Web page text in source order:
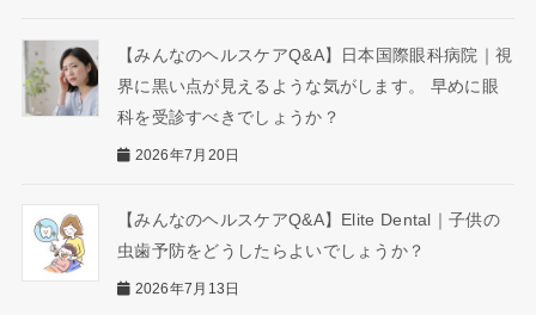
【みんなのヘルスケアQ&A】日本国際眼科病院｜視
界に黒い点が見えるような気がします。 早めに眼
科を受診すべきでしょうか？
2026年7月20日
【みんなのヘルスケアQ&A】Elite Dental｜子供の
虫歯予防をどうしたらよいでしょうか？
2026年7月13日